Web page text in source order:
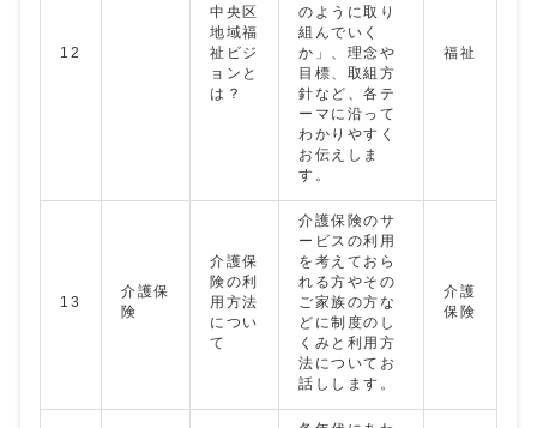
12
中央区
地域福
祉ビジ
ョンと
は？
のように取り
組んでいく
か」、理念や
目標、取組方
針など、各テ
ーマに沿って
わかりやすく
お伝えしま
す。
福祉
13
介護保
険
介護保
険の利
用方法
につい
て
介護保険のサ
ービスの利用
を考えておら
れる方やその
ご家族の方な
どに制度のし
くみと利用方
法についてお
話しします。
介護
保険